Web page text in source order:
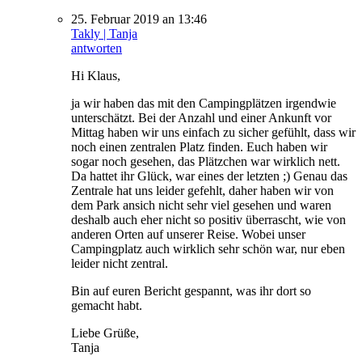
25. Februar 2019 an 13:46
Takly | Tanja
antworten
Hi Klaus,
ja wir haben das mit den Campingplätzen irgendwie
unterschätzt. Bei der Anzahl und einer Ankunft vor
Mittag haben wir uns einfach zu sicher gefühlt, dass wir
noch einen zentralen Platz finden. Euch haben wir
sogar noch gesehen, das Plätzchen war wirklich nett.
Da hattet ihr Glück, war eines der letzten ;) Genau das
Zentrale hat uns leider gefehlt, daher haben wir von
dem Park ansich nicht sehr viel gesehen und waren
deshalb auch eher nicht so positiv überrascht, wie von
anderen Orten auf unserer Reise. Wobei unser
Campingplatz auch wirklich sehr schön war, nur eben
leider nicht zentral.
Bin auf euren Bericht gespannt, was ihr dort so
gemacht habt.
Liebe Grüße,
Tanja